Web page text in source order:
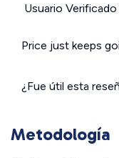
Usuario Verificado
Price just keeps
¿Fue útil esta
Metodología